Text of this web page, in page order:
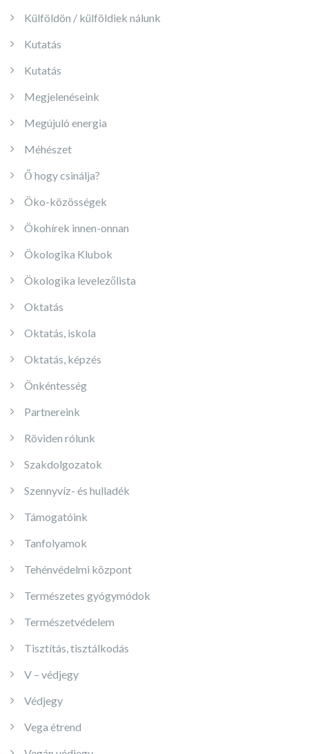
Külföldön / külföldiek nálunk
Kutatás
Kutatás
Megjelenéseink
Megújuló energia
Méhészet
Ő hogy csinálja?
Öko-közösségek
Ökohírek innen-onnan
Ökologika Klubok
Ökologika levelezőlista
Oktatás
Oktatás, iskola
Oktatás, képzés
Önkéntesség
Partnereink
Röviden rólunk
Szakdolgozatok
Szennyvíz- és hulladék
Támogatóink
Tanfolyamok
Tehénvédelmi központ
Természetes gyógymódok
Természetvédelem
Tisztítás, tisztálkodás
V – védjegy
Védjegy
Vega étrend